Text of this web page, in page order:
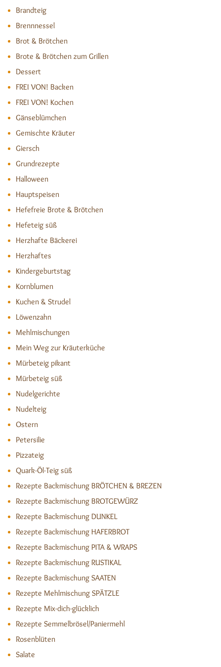
Brandteig
Brennnessel
Brot & Brötchen
Brote & Brötchen zum Grillen
Dessert
FREI VON! Backen
FREI VON! Kochen
Gänseblümchen
Gemischte Kräuter
Giersch
Grundrezepte
Halloween
Hauptspeisen
Hefefreie Brote & Brötchen
Hefeteig süß
Herzhafte Bäckerei
Herzhaftes
Kindergeburtstag
Kornblumen
Kuchen & Strudel
Löwenzahn
Mehlmischungen
Mein Weg zur Kräuterküche
Mürbeteig pikant
Mürbeteig süß
Nudelgerichte
Nudelteig
Ostern
Petersilie
Pizzateig
Quark-Öl-Teig süß
Rezepte Backmischung BRÖTCHEN & BREZEN
Rezepte Backmischung BROTGEWÜRZ
Rezepte Backmischung DUNKEL
Rezepte Backmischung HAFERBROT
Rezepte Backmischung PITA & WRAPS
Rezepte Backmischung RUSTIKAL
Rezepte Backmischung SAATEN
Rezepte Mehlmischung SPÄTZLE
Rezepte Mix-dich-glücklich
Rezepte Semmelbrösel/Paniermehl
Rosenblüten
Salate